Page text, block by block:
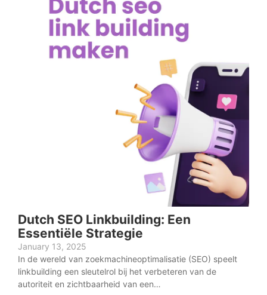
Dutch SEO Linkbuilding: Een
Essentiële Strategie
January 13, 2025
In de wereld van zoekmachineoptimalisatie (SEO) speelt
linkbuilding een sleutelrol bij het verbeteren van de
autoriteit en zichtbaarheid van een…